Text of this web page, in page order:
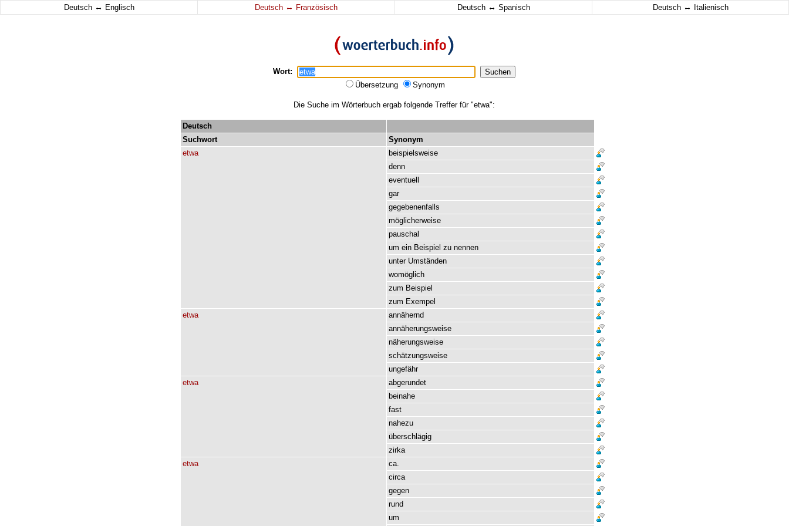
Deutsch ↔ Englisch Deutsch ↔ Französisch Deutsch ↔ Spanisch Deutsch ↔ Italienisch
Wort:
Übersetzung
Synonym
Die Suche im Wörterbuch ergab folgende Treffer für "etwa":
Deutsch
Suchwort
Synonym
etwa
beispielsweise
denn
eventuell
gar
gegebenenfalls
möglicherweise
pauschal
um ein Beispiel zu nennen
unter Umständen
womöglich
zum Beispiel
zum Exempel
etwa
annähernd
annäherungsweise
näherungsweise
schätzungsweise
ungefähr
etwa
abgerundet
beinahe
fast
nahezu
überschlägig
zirka
etwa
ca.
circa
gegen
rund
um